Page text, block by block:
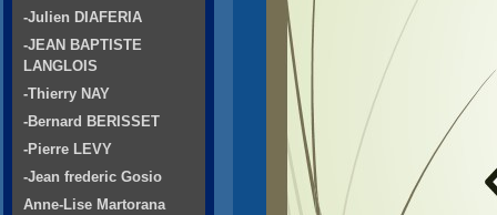
-Julien DIAFERIA
-JEAN BAPTISTE
LANGLOIS
-Thierry NAY
-Bernard BERISSET
-Pierre LEVY
-Jean frederic Gosio
Anne-Lise Martorana